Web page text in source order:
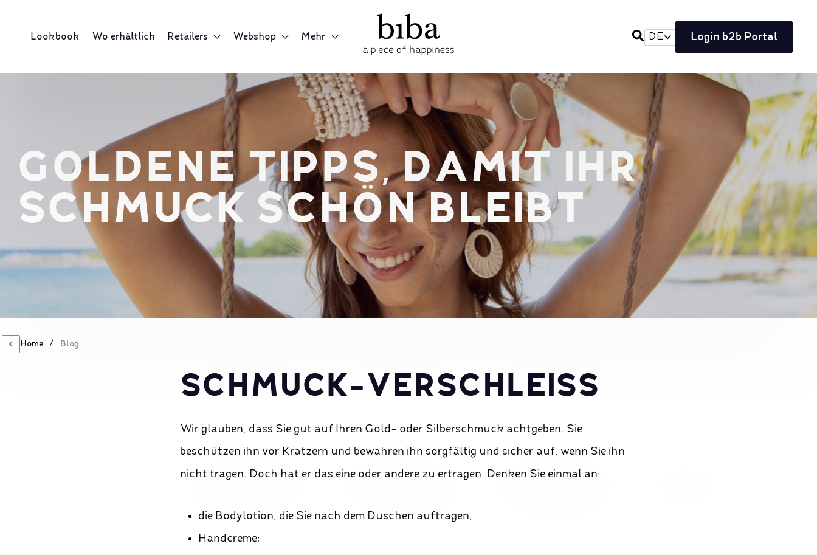
Lookbook Wo erhältlich Retailers Webshop Mehr DE Login b2b Portal
GOLDENE TIPPS, DAMIT IHR
SCHMUCK SCHÖN BLEIBT
Home / Blog
SCHMUCK-VERSCHLEISS
Wir glauben, dass Sie gut auf Ihren Gold- oder Silberschmuck achtgeben. Sie
beschützen ihn vor Kratzern und bewahren ihn sorgfältig und sicher auf, wenn Sie ihn
nicht tragen. Doch hat er das eine oder andere zu ertragen. Denken Sie einmal an:
die Bodylotion, die Sie nach dem Duschen auftragen;
Handcreme;